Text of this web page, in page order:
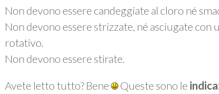
Non devono essere candeggiate al cloro né
Non devono essere strizzate, né asciugate con
rotativo.
Non devono essere stirate.
Avete letto tutto? Bene Queste sono le